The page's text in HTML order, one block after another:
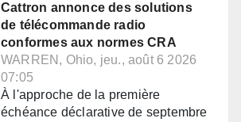
Cattron annonce des solutions
de télécommande radio
conformes aux normes CRA
WARREN, Ohio, jeu., août 6 2026
07:05
À l'approche de la première
échéance déclarative de septembre